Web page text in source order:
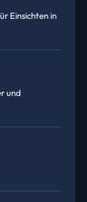
Einsichten in
und